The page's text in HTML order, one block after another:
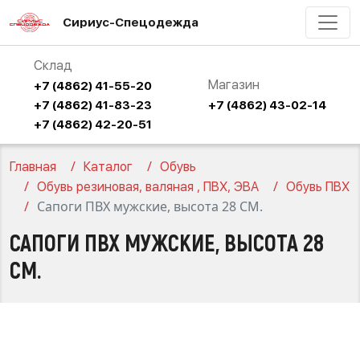
Сириус-Спецодежда
Склад
+7 (4862) 41-55-20
+7 (4862) 41-83-23
+7 (4862) 42-20-51
Магазин
+7 (4862) 43-02-14
Главная Каталог
Обувь
Обувь резиновая, валяная , ПВХ, ЭВА
Обувь ПВХ
Сапоги ПВХ мужские, высота 28 СМ.
САПОГИ ПВХ МУЖСКИЕ, ВЫСОТА 28
СМ.